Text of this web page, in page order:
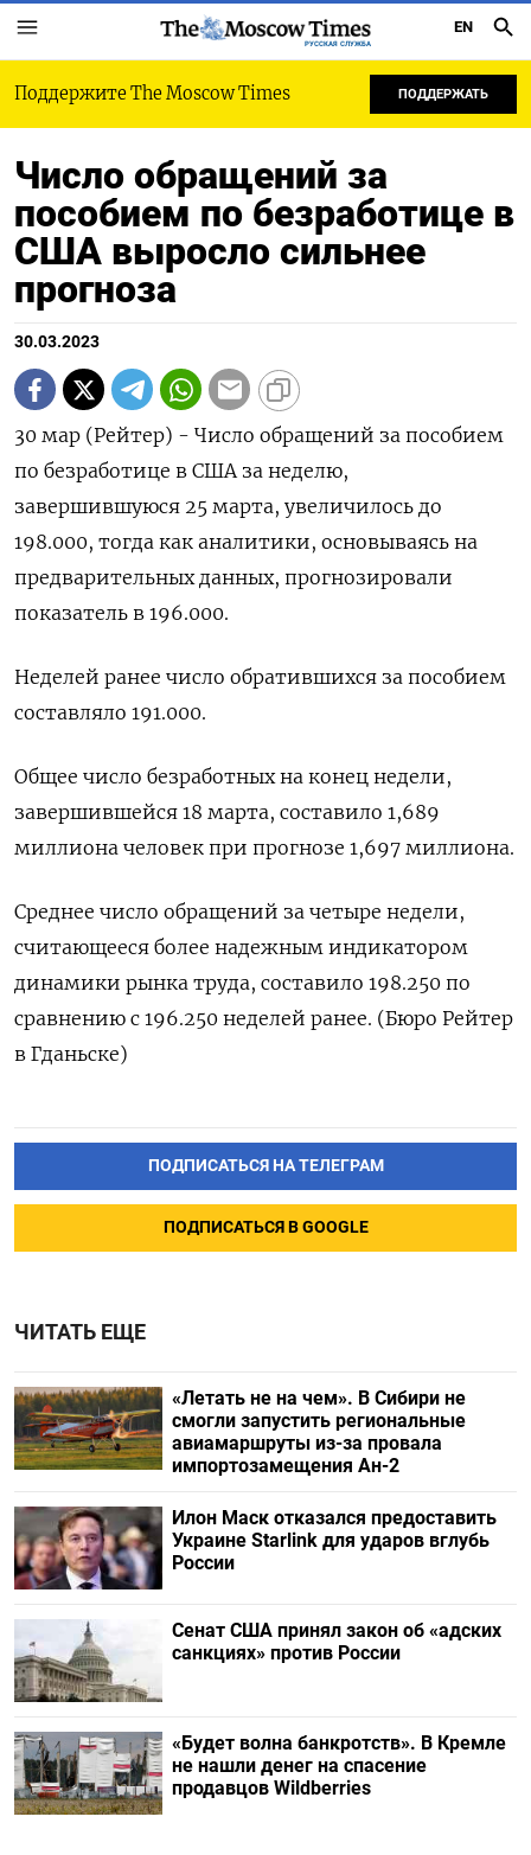
РУССКАЯ СЛУЖБА
EN
Поддержите The Moscow Times ПОДДЕРЖАТЬ
Число обращений за
пособием по безработице в
США выросло сильнее
прогноза
30.03.2023
30 мар (Рейтер) - Число обращений за пособием
по безработице в США за неделю,
завершившуюся 25 марта, увеличилось до
198.000, тогда как аналитики, основываясь на
предварительных данных, прогнозировали
показатель в 196​.000.
Неделей ранее число обратившихся за пособием
составляло 191.000.
Общее число безработных на конец недели,
завершившейся 18 марта, составило 1,689
миллиона человек при прогнозе 1,697 миллиона.
Среднее число обращений за четыре недели,
считающееся более надежным индикатором
динамики рынка труда, составило 198.250 по
сравнению с ​​196.250 неделей ранее. (Бюро Рейтер
в Гданьске)
ПОДПИСАТЬСЯ НА ТЕЛЕГРАМ
ПОДПИСАТЬСЯ В GOOGLE
ЧИТАТЬ ЕЩЕ
«Летать не на чем». В Сибири не
смогли запустить региональные
авиамаршруты из-за провала
импортозамещения Ан-2
Илон Маск отказался предоставить
Украине Starlink для ударов вглубь
России
Сенат США принял закон об «адских
санкциях» против России
«Будет волна банкротств». В Кремле
не нашли денег на спасение
продавцов Wildberries